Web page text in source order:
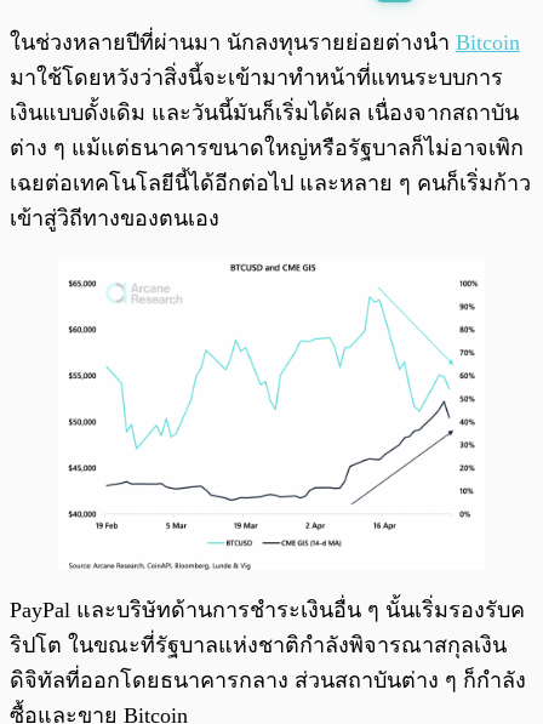
0:00
ในช่วงหลายปีที่ผ่านมา นักลงทุนรายย่อยต่างนำ Bitcoin
มาใช้โดยหวังว่าสิ่งนี้จะเข้ามาทำหน้าที่แทนระบบการ
เงินแบบดั้งเดิม และวันนี้มันก็เริ่มได้ผล เนื่องจากสถาบัน
ต่าง ๆ แม้แต่ธนาคารขนาดใหญ่หรือรัฐบาลก็ไม่อาจเพิก
เฉยต่อเทคโนโลยีนี้ได้อีกต่อไป และหลาย ๆ คนก็เริ่มก้าว
เข้าสู่วิถีทางของตนเอง
PayPal และบริษัทด้านการชำระเงินอื่น ๆ นั้นเริ่มรองรับค
ริปโต ในขณะที่รัฐบาลแห่งชาติกำลังพิจารณาสกุลเงิน
ดิจิทัลที่ออกโดยธนาคารกลาง ส่วนสถาบันต่าง ๆ ก็กำลัง
ซื้อและขาย Bitcoin